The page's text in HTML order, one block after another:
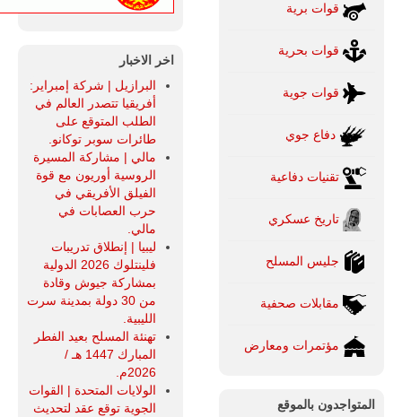
قوات برية
قوات بحرية
قوات جوية
دفاع جوي
تقنيات دفاعية
تاريخ عسكري
جليس المسلح
مقابلات صحفية
مؤتمرات ومعارض
المتواجدون بالموقع
اخر الاخبار
البرازيل | شركة إمبراير:
أفريقيا تتصدر العالم في
الطلب المتوقع على
طائرات سوبر توكانو.
مالي | مشاركة المسيرة
الروسية أوريون مع قوة
الفيلق الأفريقي في
حرب العصابات في
مالي.
ليبيا | إنطلاق تدريبات
فلينتلوك 2026 الدولية
بمشاركة جيوش وقادة
من 30 دولة بمدينة سرت
الليبية.
تهنئة المسلح بعيد الفطر
المبارك 1447 هـ /
2026م.
الولايات المتحدة | القوات
الجوية توقع عقد لتحديث